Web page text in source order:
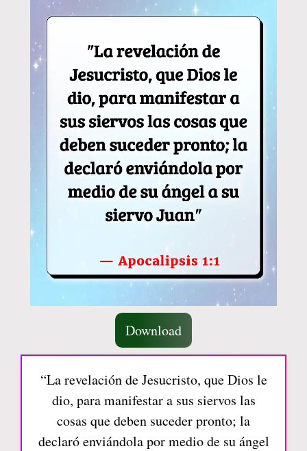
Download
“La revelación de Jesucristo, que Dios le
dio, para manifestar a sus siervos las
cosas que deben suceder pronto; la
declaró enviándola por medio de su ángel